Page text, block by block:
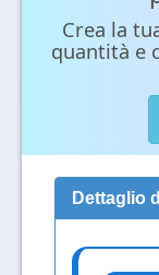
Crea la
quantità e
Dettaglio